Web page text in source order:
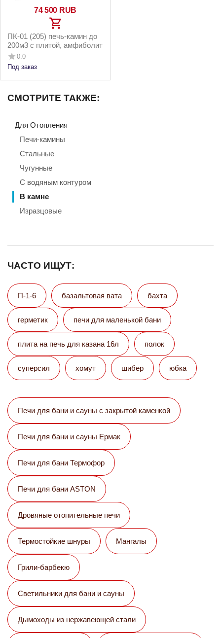
74 500 RUB
ПК-01 (205) печь-камин до
200м3 с плитой, амфиболит
0.0
Под заказ
СМОТРИТЕ ТАКЖЕ:
Для Отопления
Печи-камины
Стальные
Чугунные
С водяным контуром
В камне
Изразцовые
ЧАСТО ИЩУТ:
П-1-6 базальтовая вата бахта
герметик печи для маленькой бани
плита на печь для казана 16л полок
суперсил хомут шибер юбка
Печи для бани и сауны с закрытой каменкой
Печи для бани и сауны Eрмак
Печи для бани Термофор
Печи для бани ASTON
Дровяные отопительные печи
Термостойкие шнуры Мангалы
Грили-барбекю
Светильники для бани и сауны
Дымоходы из нержавеющей стали